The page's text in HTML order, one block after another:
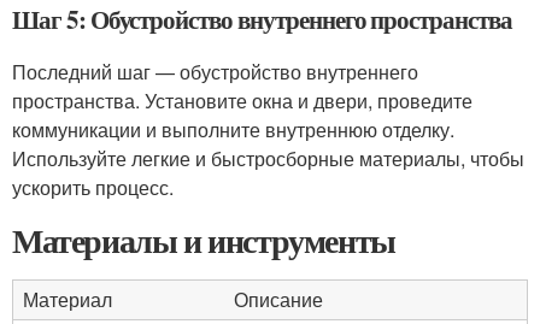
Шаг 5: Обустройство внутреннего пространства
Последний шаг — обустройство внутреннего
пространства. Установите окна и двери, проведите
коммуникации и выполните внутреннюю отделку.
Используйте легкие и быстросборные материалы, чтобы
ускорить процесс.
Материалы и инструменты
Материал
Описание